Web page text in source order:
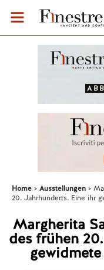
Home Ausstellungen
20. Jahrhunderts. Eine ihr
Margherita
des frühen